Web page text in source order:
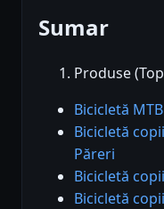
Sumar
Produse
Bicicletă
Bicicletă
Păreri
Bicicletă
Bicicletă